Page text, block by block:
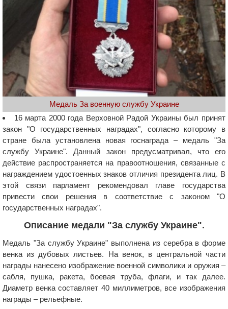
Медаль За военную службу Украине
16 марта 2000 года Верховной Радой Украины был принят
закон "О государственных наградах", согласно которому в
стране была установлена новая госнаграда – медаль "За
службу Украине". Данный закон предусматривал, что его
действие распространяется на правоотношения, связанные с
награждением удостоенных знаков отличия президента лиц. В
этой связи парламент рекомендовал главе государства
привести свои решения в соответствие с законом "О
государственных наградах".
Описание медали "За службу Украине".
Медаль "За службу Украине" выполнена из серебра в форме
венка из дубовых листьев. На венок, в центральной части
награды нанесено изображение военной символики и оружия –
сабля, пушка, ракета, боевая труба, флаги, и так далее.
Диаметр венка составляет 40 миллиметров, все изображения
награды – рельефные.